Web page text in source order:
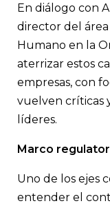
En diálogo con
director del
Humano en la
aterrizar estos
empresas, con
vuelven críticas
líderes.
Marco
Uno de los ejes
entender el